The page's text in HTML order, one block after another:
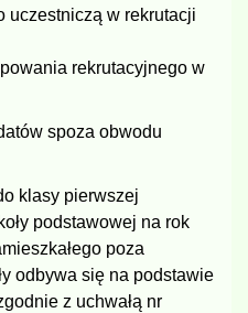
uczestniczą w rekrutacji
rekrutacyjnego w
spoza obwodu
klasy pierwszej
podstawowej na rok
poza
odbywa się na podstawie
z uchwałą nr